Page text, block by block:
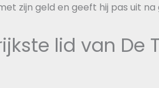
zijn geld en geeft hij pas uit
lid van De